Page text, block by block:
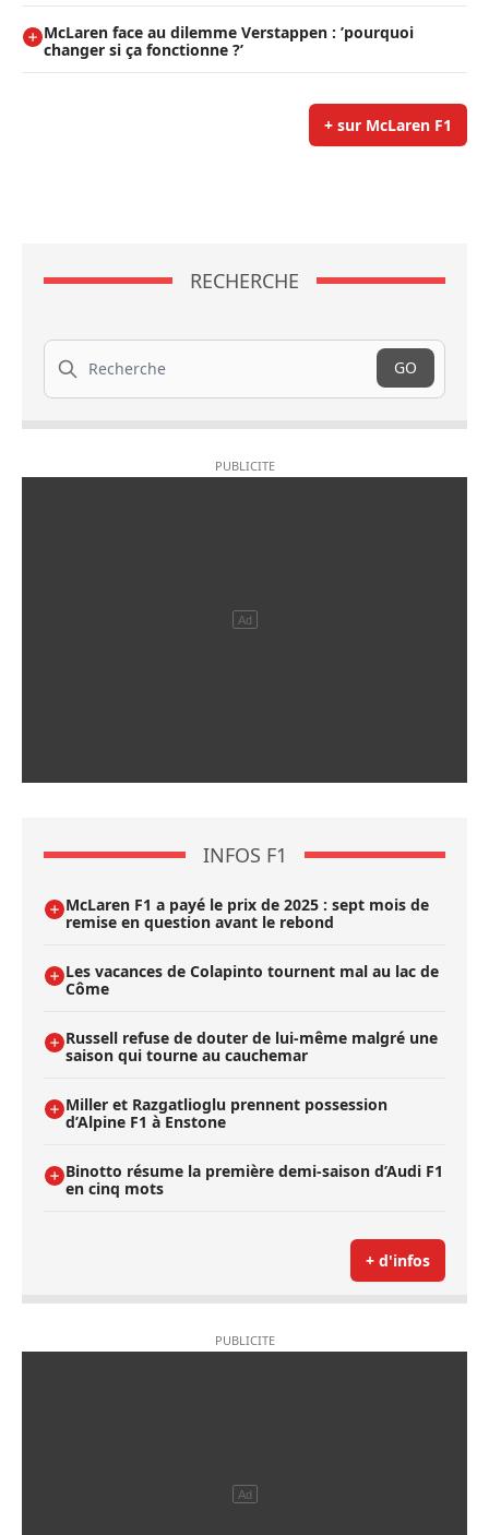
McLaren face au dilemme Verstappen : ’pourquoi
changer si ça fonctionne ?’
+ sur McLaren F1
RECHERCHE
Recherche
GO
INFOS F1
McLaren F1 a payé le prix de 2025 : sept mois de
remise en question avant le rebond
Les vacances de Colapinto tournent mal au lac de
Côme
Russell refuse de douter de lui-même malgré une
saison qui tourne au cauchemar
Miller et Razgatlioglu prennent possession
d’Alpine F1 à Enstone
Binotto résume la première demi-saison d’Audi F1
en cinq mots
+ d'infos